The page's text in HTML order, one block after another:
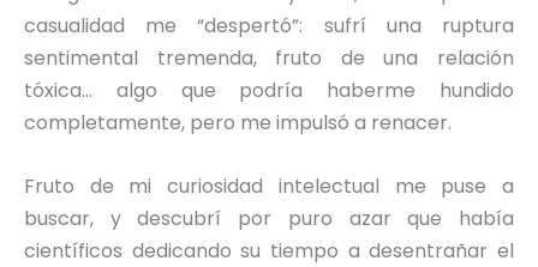
casualidad me “despertó”: sufrí una ruptura
sentimental tremenda, fruto de una relación
tóxica… algo que podría haberme hundido
completamente, pero me impulsó a renacer.
Fruto de mi curiosidad intelectual me puse a
buscar, y descubrí por puro azar que había
científicos dedicando su tiempo a desentrañar el